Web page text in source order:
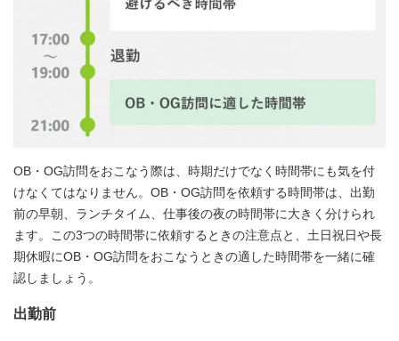
OB・OG訪問をおこなう際は、時期だけでなく時間帯にも気を付
けなくてはなりません。OB・OG訪問を依頼する時間帯は、出勤
前の早朝、ランチタイム、仕事後の夜の時間帯に大きく分けられ
ます。この3つの時間帯に依頼するときの注意点と、土日祝日や長
期休暇にOB・OG訪問をおこなうときの適した時間帯を一緒に確
認しましょう。
出勤前